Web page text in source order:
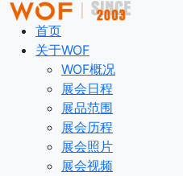
首页
关于WOF
WOF概况
展会日程
展品范围
展会历程
展会照片
展会视频